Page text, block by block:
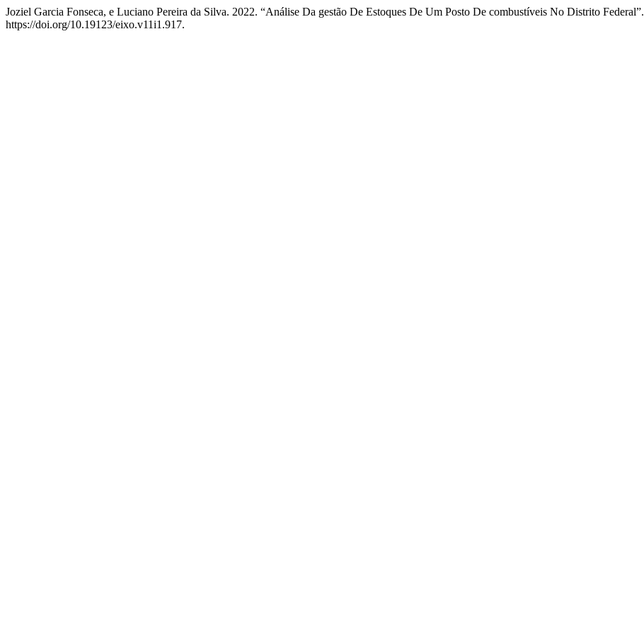
Joziel Garcia Fonseca, e Luciano Pereira da Silva. 2022. “Análise Da gestão De Estoques De Um Posto De combustíveis No Distrito Federal”.
https://doi.org/10.19123/eixo.v11i1.917.